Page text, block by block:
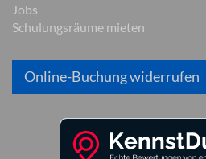
Jobs
Schulungsräume mieten
Online-Buchung widerrufen